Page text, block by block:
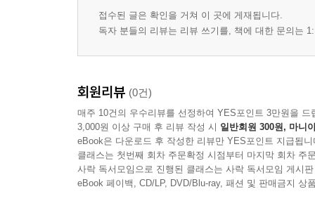
제형 선택이 달라지는 피부 상태
계절과 실내 환경에 따른 보습 조정
세안 후 시간 지연이 미치는 영향
낮과 밤 보습의 역할 차이
5장 자외선 차단의 기본 규칙
자외선이 피부에 남기는 변화의 유형
선크림 선택에서 우선순위 세우기
접수된 글은 확인을 거쳐 이 곳에 게재됩니다.
독자 분들의 리뷰는 리뷰 쓰기를, 책에 대한 문의는
회원리뷰 (0건)
매주 10건의 우수리뷰를 선정하여 YES포인트 3만원을 드
3,000원 이상 구매 후 리뷰 작성 시 일반회원 300원, 마니
eBook은 다운로드 후 작성한 리뷰만 YES포인트 지급됩니
클래스는 첫번째 회차 주문확정 시점부터 마지막 회차 주
사락 독서모임으로 진행된 클래스는 사락 독서모임 게시
eBook 페이백, CD/LP, DVD/Blu-ray, 패션 및 판매금지 상